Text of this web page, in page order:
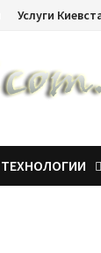
Услуги
ТЕХНОЛОГИИ